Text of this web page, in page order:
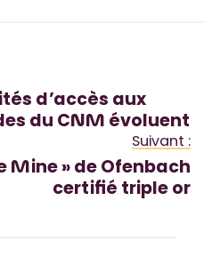
d’accès aux
du CNM évoluent
Suivant :
Mine » de Ofenbach
certifié triple or